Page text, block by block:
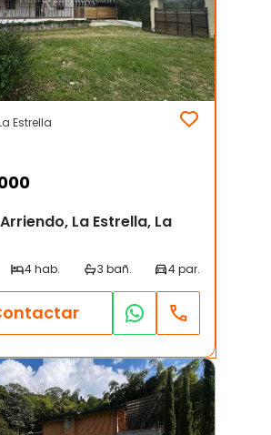
Estrella
La Estrella, La